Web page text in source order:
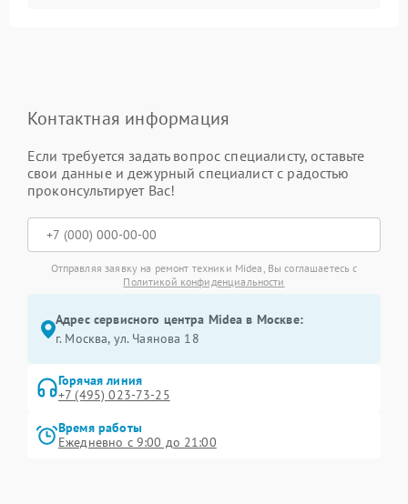
Контактная информация
Если требуется задать вопрос специалисту, оставьте
свои данные и дежурный специалист с радостью
проконсультирует Вас!
Отправляя заявку на ремонт техники Midea, Вы соглашаетесь с
Политикой конфиденциальности
Адрес сервисного центра Midea в Москве:
г. Москва, ул. Чаянова 18
Горячая линия
+7 (495) 023-73-25
Время работы
Ежедневно с 9:00 до 21:00